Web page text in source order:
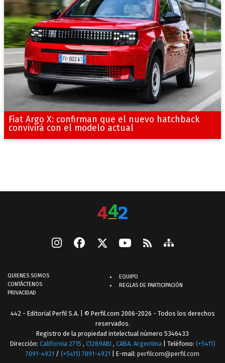
Fiat Argo X: confirman que el nuevo hatchback
convivirá con el modelo actual
QUIENES SOMOS
CONTÁCTENOS
PRIVACIDAD
EQUIPO
REGLAS DE PARTICIPACIÓN
442 - Editorial Perfil S.A. | © Perfil.com 2006-2026 - Todos los derechos
reservados.
Registro de la propiedad intelectual número 5346433
Dirección: California 2715 , C1289ABI , CABA, Argentina | Teléfono: (+5411)
7091-4921 / (+5411) 7091-4921 | E-mail: perfilcom@perfil.com